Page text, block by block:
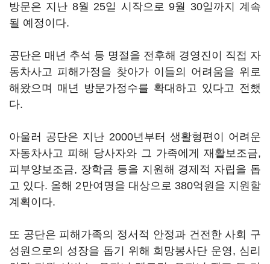
방문은 지난 8월 25일 시작으로 9월 30일까지 계속
될 예정이다.
공단은 매년 추석 등 명절을 전후해 경영진이 직접 자
동차사고 피해가정을 찾아가 이들의 어려움을 위로
해왔으며 매년 방문가정수를 확대하고 있다고 전했
다.
아울러 공단은 지난 2000년부터 생활형편이 어려운
자동차사고 피해 당사자와 그 가족에게 재활보조금,
피부양보조금, 장학금 등을 지원해 경제적 자립을 돕
고 있다. 올해 2만여명을 대상으로 380억원을 지원할
계획이다.
또 공단은 피해가족의 정서적 안정과 건전한 사회 구
성원으로의 성장을 돕기 위해 희망봉사단 운영, 심리